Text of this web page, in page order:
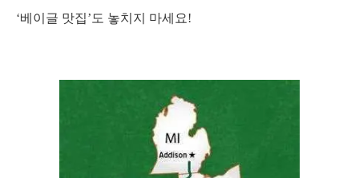
‘베이글 맛집’도 놓치지 마세요!